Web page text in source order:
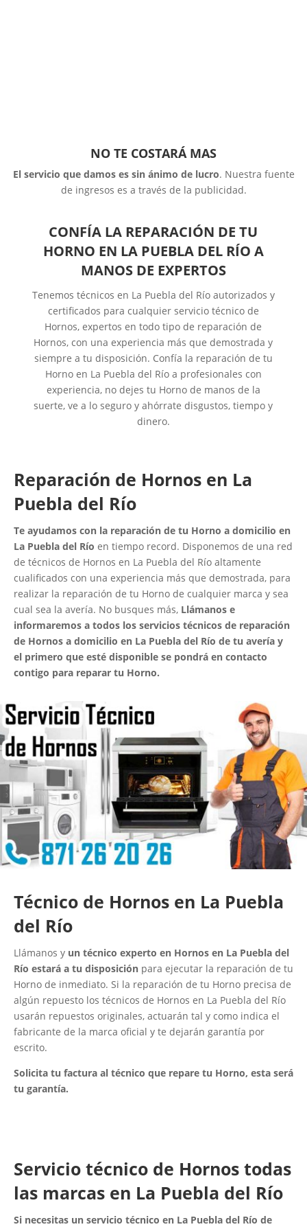
NO TE COSTARÁ MAS
El servicio que damos es sin ánimo de lucro. Nuestra fuente
de ingresos es a través de la publicidad.
CONFÍA LA REPARACIÓN DE TU
HORNO EN LA PUEBLA DEL RÍO A
MANOS DE EXPERTOS
Tenemos técnicos en La Puebla del Río autorizados y
certificados para cualquier servicio técnico de
Hornos, expertos en todo tipo de reparación de
Hornos, con una experiencia más que demostrada y
siempre a tu disposición. Confía la reparación de tu
Horno en La Puebla del Río a profesionales con
experiencia, no dejes tu Horno de manos de la
suerte, ve a lo seguro y ahórrate disgustos, tiempo y
dinero.
Reparación de Hornos en La
Puebla del Río
Te ayudamos con la reparación de tu Horno a domicilio en
La Puebla del Río en tiempo record. Disponemos de una red
de técnicos de Hornos en La Puebla del Río altamente
cualificados con una experiencia más que demostrada, para
realizar la reparación de tu Horno de cualquier marca y sea
cual sea la avería. No busques más, Llámanos e
informaremos a todos los servicios técnicos de reparación
de Hornos a domicilio en La Puebla del Río de tu avería y
el primero que esté disponible se pondrá en contacto
contigo para reparar tu Horno.
Técnico de Hornos en La Puebla
del Río
Llámanos y un técnico experto en Hornos en La Puebla del
Río estará a tu disposición para ejecutar la reparación de tu
Horno de inmediato. Si la reparación de tu Horno precisa de
algún repuesto los técnicos de Hornos en La Puebla del Río
usarán repuestos originales, actuarán tal y como indica el
fabricante de la marca oficial y te dejarán garantía por
escrito.
Solicita tu factura al técnico que repare tu Horno, esta será
tu garantía.
Servicio técnico de Hornos todas
las marcas en La Puebla del Río
Si necesitas un servicio técnico en La Puebla del Río de